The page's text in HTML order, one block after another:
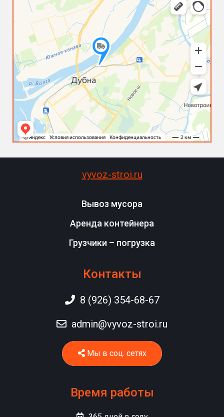
vyvoz-stroi.ru
Вывоз мусора
Аренда контейнера
Грузчики – погрузка
Контакты
8 (926) 354-68-67
admin@vyvoz-stroi.ru
Мы в соц. сетях
Время работы